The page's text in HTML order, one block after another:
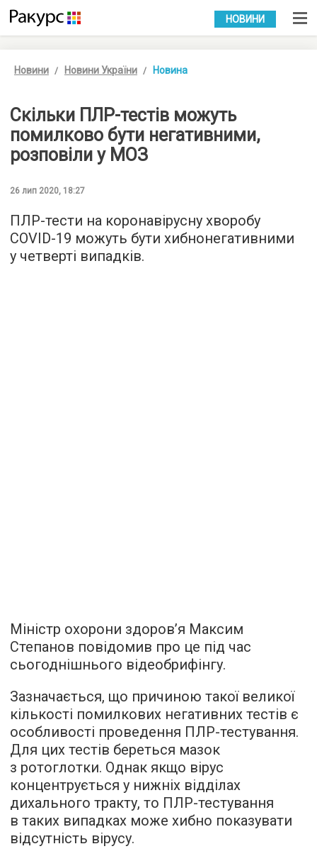
УКР РУС
НОВИНИ
Новини Новини України Новина
Скільки ПЛР-тестів можуть
помилково бути негативними,
розповіли у МОЗ
26 лип 2020, 18:27
ПЛР-тести на коронавірусну хворобу
COVID-19 можуть бути хибнонегативними
у четверті випадків.
Міністр охорони здоров’я Максим
Степанов повідомив про це під час
сьогоднішнього відеобрифінгу.
Зазначається, що причиною такої великої
кількості помилкових негативних тестів є
особливості проведення ПЛР-тестування.
Для цих тестів береться мазок
з ротоглотки. Однак якщо вірус
концентрується у нижніх відділах
дихального тракту, то ПЛР-тестування
в таких випадках може хибно показувати
відсутність вірусу.